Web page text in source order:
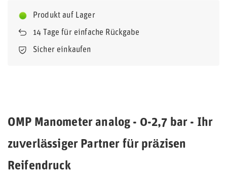
Produkt auf Lager
14 Tage für einfache Rückgabe
Sicher einkaufen
OMP Manometer analog - 0-2,7 bar - Ihr
zuverlässiger Partner für präzisen
Reifendruck